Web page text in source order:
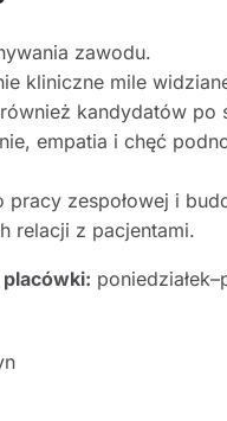
zawodu.
kliniczne mile
kandydatów po
empatia i chęć
pracy zespołowej i
relacji z pacjentami.